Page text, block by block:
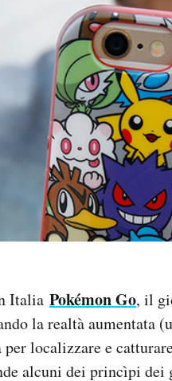
Italia PokémonGo, il
la realtà aumentata
localizzare e
alcuni dei princìpi